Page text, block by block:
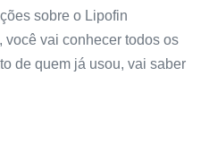
sobre o Lipofin
você vai conhecer todos os
de quem já usou, vai saber